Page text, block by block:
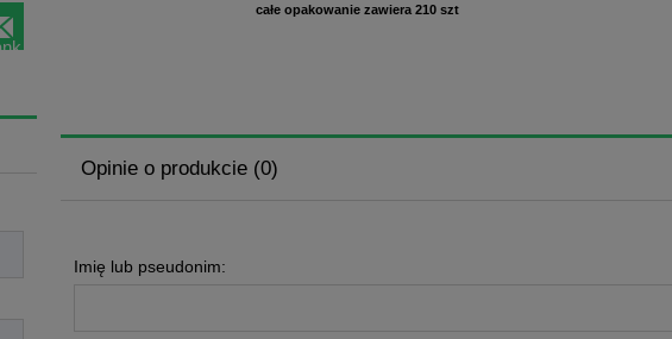
całe opakowanie zawiera 210 szt
Opinie o produkcie (0)
Imię lub pseudonim: